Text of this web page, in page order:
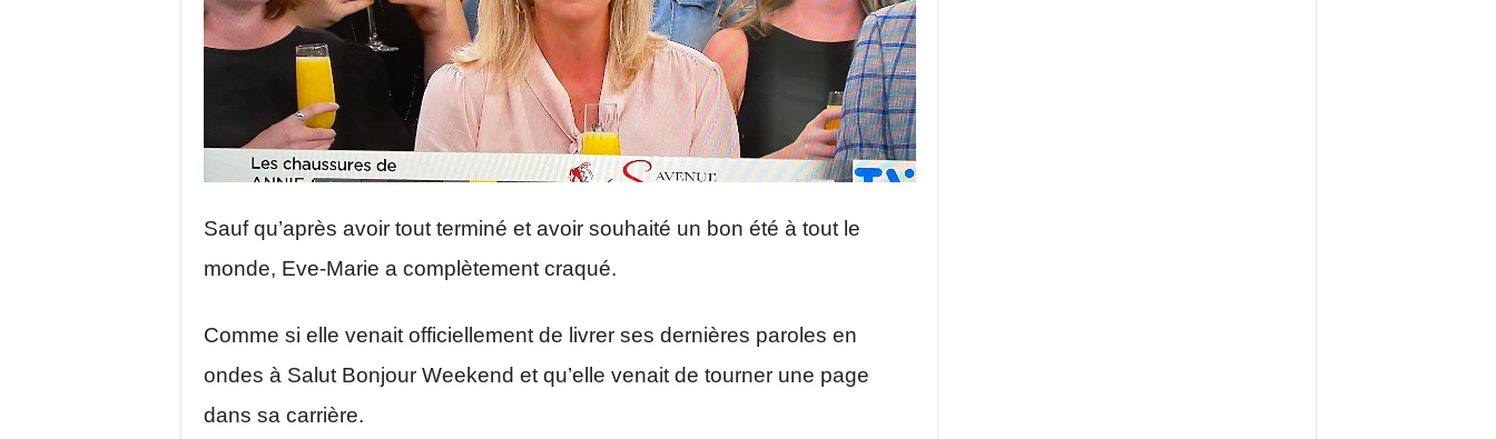
Sauf qu’après avoir tout terminé et avoir souhaité un bon été à tout le
monde, Eve-Marie a complètement craqué.
Comme si elle venait officiellement de livrer ses dernières paroles en
ondes à Salut Bonjour Weekend et qu’elle venait de tourner une page
dans sa carrière.